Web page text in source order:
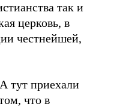
так и
церковь, в
честнейшей,
тут приехали
что в